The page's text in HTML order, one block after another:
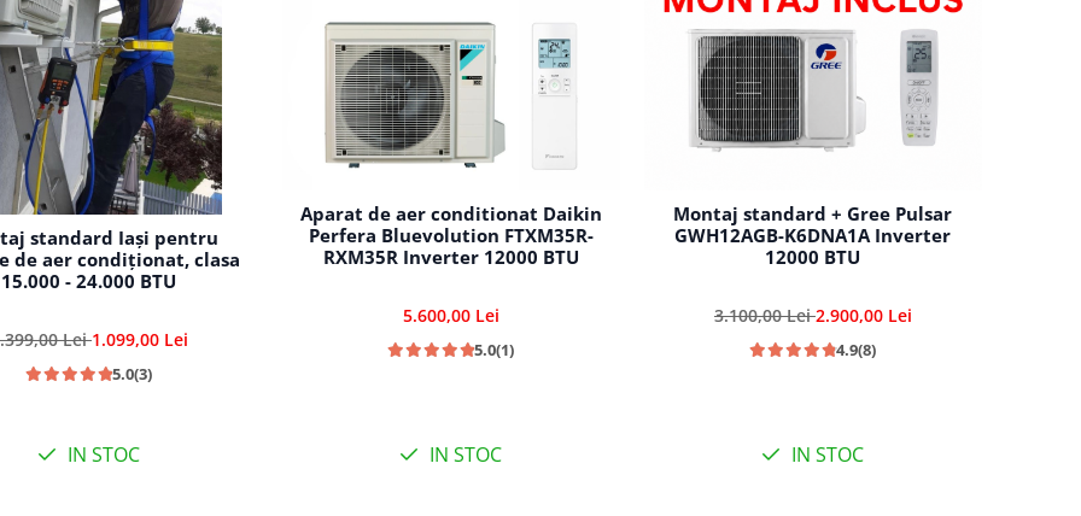
standard Iași pentru
de aer condiționat, clasa
15.000 - 24.000 BTU
Lei1.099,00 Lei
5.0(3)
IN STOC
Aparat de aer conditionat Daikin
Perfera Bluevolution FTXM35R-
RXM35R Inverter 12000 BTU
5.600,00 Lei
5.0(1)
IN STOC
Montaj standard + Gree Pulsar
GWH12AGB-K6DNA1A Inverter
12000 BTU
3.100,00 Lei2.900,00 Lei
4.9(8)
IN STOC